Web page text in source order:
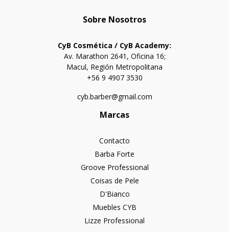
Sobre Nosotros
CyB Cosmética / CyB Academy:
Av. Marathon 2641, Oficina 16;
Macul, Región Metropolitana
+56 9 4907 3530
cyb.barber@gmail.com
Marcas
Contacto
Barba Forte
Groove Professional
Coisas de Pele
D'Bianco
Muebles CYB
Lizze Professional